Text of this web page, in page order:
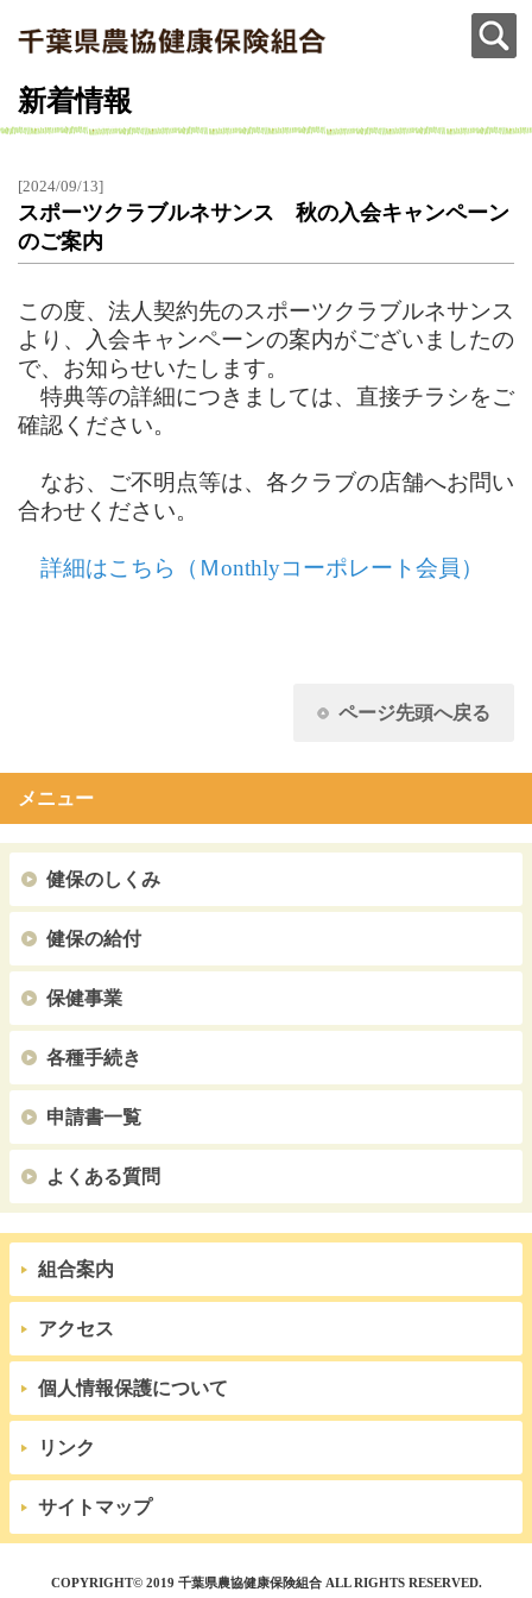
新着情報
[2024/09/13]
スポーツクラブルネサンス 秋の入会キャンペーン
のご案内
この度、法人契約先のスポーツクラブルネサンス
より、入会キャンペーンの案内がございましたの
で、お知らせいたします。
特典等の詳細につきましては、直接チラシをご
確認ください。
なお、ご不明点等は、各クラブの店舗へお問い
合わせください。
詳細はこちら（Ｍonthlyコーポレート会員）
ページ先頭へ戻る
メニュー
健保のしくみ
健保の給付
保健事業
各種手続き
申請書一覧
よくある質問
組合案内
アクセス
個人情報保護について
リンク
サイトマップ
COPYRIGHT© 2019 千葉県農協健康保険組合 ALL RIGHTS RESERVED.